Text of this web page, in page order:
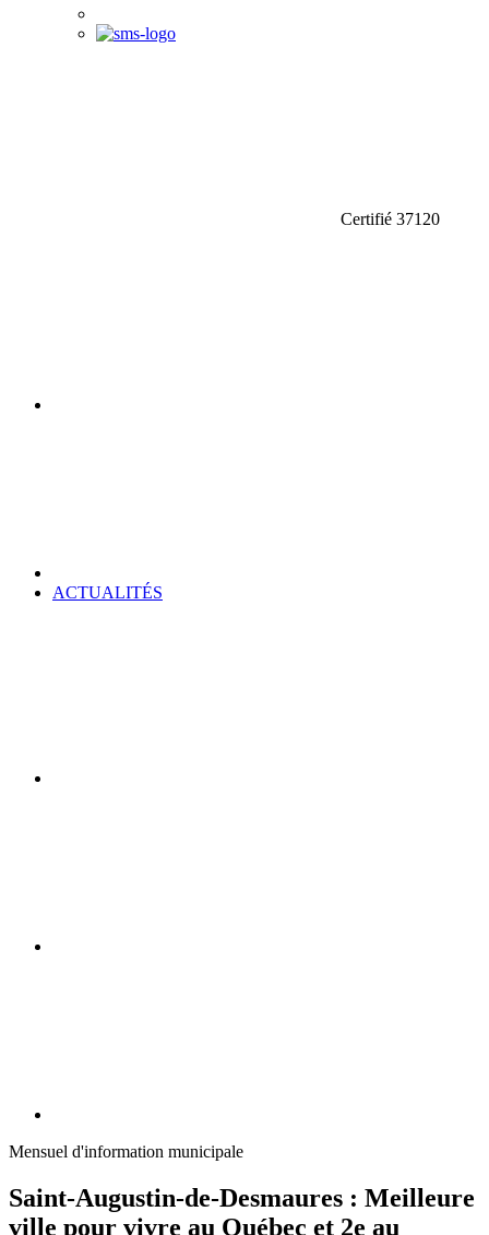
Certifié 37120
ACTUALITÉS
Mensuel d'information municipale
Saint-Augustin-de-Desmaures : Meilleure
ville pour vivre au Québec et 2e au